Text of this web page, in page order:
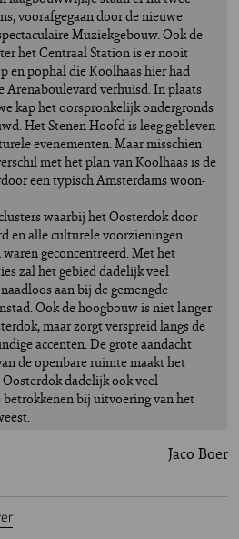
voorafgegaan door de nieuwe
Muziekgebouw. Ook de
het Centraal Station is er nooit
en pophal die Koolhaas hier had
Arenaboulevard verhuisd. In plaats
kap het oorspronkelijk ondergronds
Het Stenen Hoofd is leeg gebleven
evenementen. Maar misschien
met het plan van Koolhaas is de
een typisch Amsterdams woon-
waarbij het Oosterdok door
en alle culturele voorzieningen
geconcentreerd. Met het
zal het gebied dadelijk veel
aan bij de gemengde
Ook de hoogbouw is niet langer
maar zorgt verspreid langs de
accenten. De grote aandacht
de openbare ruimte maakt het
dadelijk ook veel
bij uitvoering van het
Jaco Boer